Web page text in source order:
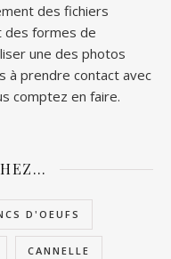
des fichiers
des formes de
une des photos
à prendre contact avec
comptez en faire.
D'OEUFS
CANNELLE